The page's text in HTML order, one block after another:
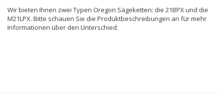
Wir bieten Ihnen zwei Typen Oregon Sägeketten: die 21BPX und die
M21LPX. Bitte schauen Sie die Produktbeschreibungen an für mehr
Informationen über den Unterschied.